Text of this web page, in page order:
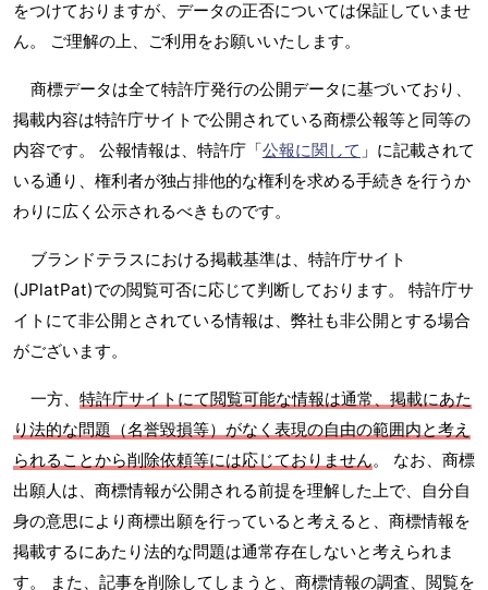
をつけておりますが、データの正否については保証していませ
ん。 ご理解の上、ご利用をお願いいたします。
商標データは全て特許庁発行の公開データに基づいており、
掲載内容は特許庁サイトで公開されている商標公報等と同等の
内容です。 公報情報は、特許庁「公報に関して 」に記載されて
いる通り、権利者が独占排他的な権利を求める手続きを行うか
わりに広く公示されるべきものです。
ブランドテラスにおける掲載基準は、特許庁サイト
(JPlatPat)での閲覧可否に応じて判断しております。 特許庁サ
イトにて非公開とされている情報は、弊社も非公開とする場合
がございます。
一方、 特許庁サイトにて閲覧可能な情報は通常、掲載にあた
り法的な問題（名誉毀損等）がなく表現の自由の範囲内と考え
られることから削除依頼等には応じておりません。 なお、商標
出願人は、商標情報が公開される前提を理解した上で、自分自
身の意思により商標出願を行っていると考えると、商標情報を
掲載するにあたり法的な問題は通常存在しないと考えられま
す。 また、記事を削除してしまうと、商標情報の調査、閲覧を